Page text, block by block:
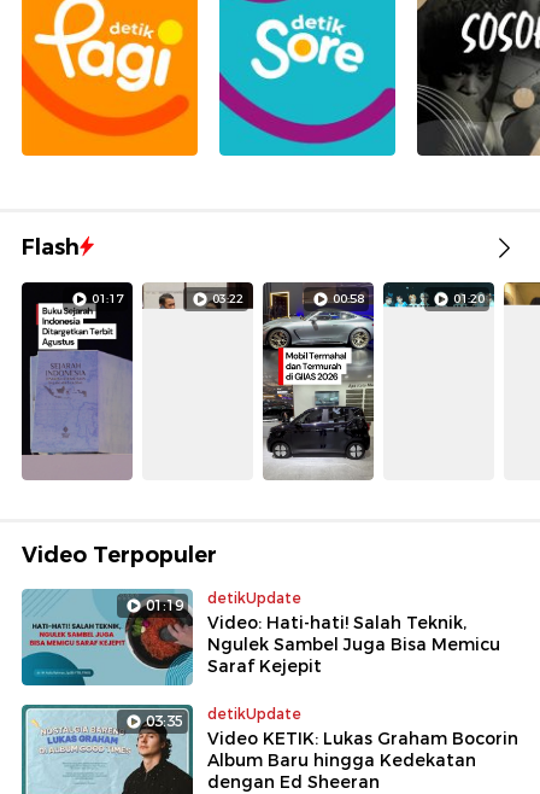
Flash
01:17 03:22 00:58 01:20
Video Terpopuler
01:19 detikUpdate
Video: Hati-hati! Salah Teknik,
Ngulek Sambel Juga Bisa Memicu
Saraf Kejepit
03:35 detikUpdate
Video KETIK: Lukas Graham Bocorin
Album Baru hingga Kedekatan
dengan Ed Sheeran